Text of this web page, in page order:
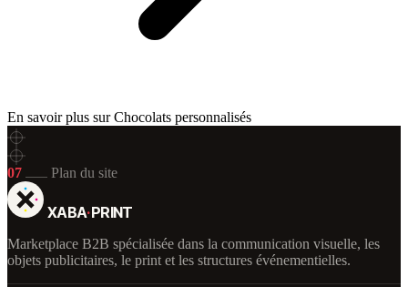
En savoir plus sur Chocolats personnalisés
07 Plan du site
XABA·PRINT
Marketplace B2B spécialisée dans la communication visuelle, les
objets publicitaires, le print et les structures événementielles.